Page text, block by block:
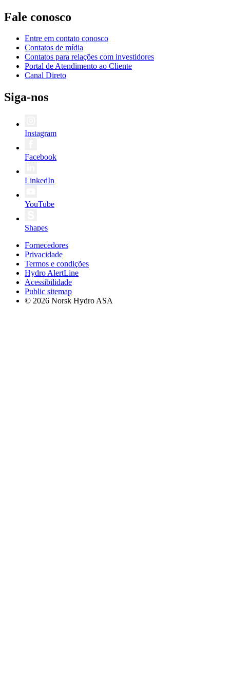
Fale conosco
Entre em contato conosco
Contatos de mídia
Contatos para relações com investidores
Portal de Atendimento ao Cliente
Canal Direto
Siga-nos
Instagram
Facebook
LinkedIn
YouTube
Shapes
Fornecedores
Privacidade
Termos e condições
Hydro AlertLine
Acessibilidade
Public sitemap
© 2026 Norsk Hydro ASA